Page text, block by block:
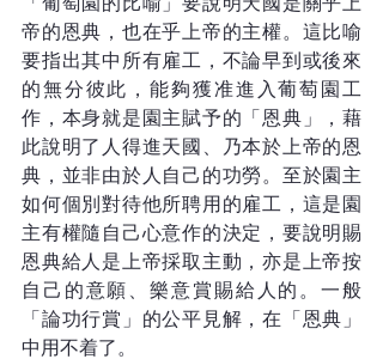
帝的恩典，也在乎上帝的主權。這比喻
要指出其中所有雇工，不論早到或後來
的無分彼此，能夠獲准進入葡萄園工
作，本身就是園主賦予的「恩典」，藉
此說明了人得進天國、乃本於上帝的恩
典，並非由於人自己的功勞。至於園主
如何個別對待他所聘用的雇工，這是園
主有權隨自己心意作的決定，要說明賜
恩典給人是上帝採取主動，亦是上帝按
自己的意願、樂意賞賜給人的。一般
「論功行賞」的公平見解，在「恩典」
中用不着了。